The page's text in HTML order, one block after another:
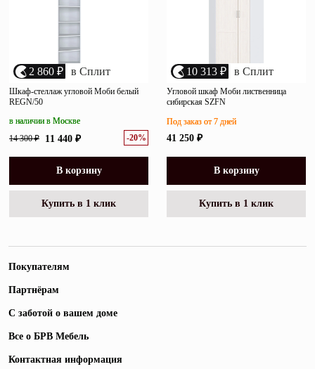
2 860 ₽ в Сплит
Шкаф-стеллаж угловой Моби белый
REGN/50
14 300 ₽ 11 440 ₽ -20%
в наличии в Москве
В корзину
Купить в 1 клик
10 313 ₽ в Сплит
Угловой шкаф Моби лиственница
сибирская SZFN
41 250 ₽
Под заказ от 7 дней
В корзину
Купить в 1 клик
Покупателям
Партнёрам
С заботой о вашем доме
Все о БРВ Мебель
Контактная информация